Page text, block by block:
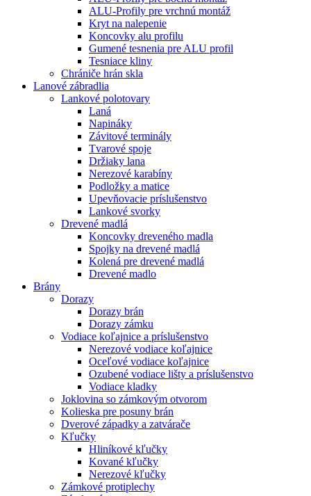
ALU-Profily pre vrchnú montáž
Kryt na nalepenie
Koncovky alu profilu
Gumené tesnenia pre ALU profil
Tesniace kliny
Chrániče hrán skla
Lanové zábradlia
Lankové polotovary
Laná
Napináky
Závitové terminály
Tvarové spoje
Držiaky lana
Nerezové karabíny
Podložky a matice
Upevňovacie príslušenstvo
Lankové svorky
Drevené madlá
Koncovky dreveného madla
Spojky na drevené madlá
Kolená pre drevené madlá
Drevené madlo
Brány
Dorazy
Dorazy brán
Dorazy zámku
Vodiace koľajnice a príslušenstvo
Nerezové vodiace koľajnice
Oceľové vodiace koľajnice
Ozubené vodiace lišty a príslušenstvo
Vodiace kladky
Joklovina so zámkovým otvorom
Kolieska pre posuny brán
Dverové západky a zatvárače
Kľučky
Hliníkové kľučky
Kované kľučky
Nerezové kľučky
Zámkové protiplechy